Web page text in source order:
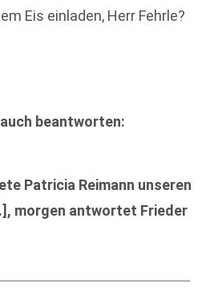
Eis einladen, Herr Fehrle?
beantworten:
Patricia Reimann unseren
] , morgen antwortet Frieder